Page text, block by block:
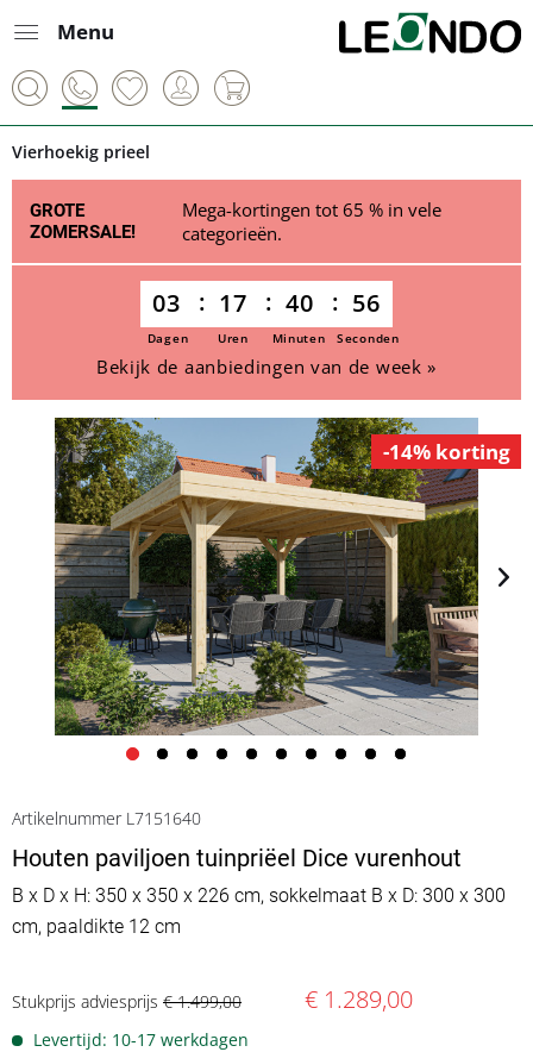
Menu
Vierhoekig prieel
GROTE
ZOMERSALE!
Mega-kortingen tot 65 % in vele
categorieën.
03 17 40 56
Dagen Uren Minuten Seconden
Bekijk de aanbiedingen van de week »
-14% korting
Artikelnummer L7151640
Houten paviljoen tuinpriëel Dice vurenhout
B x D x H: 350 x 350 x 226 cm, sokkelmaat B x D: 300 x 300
cm, paaldikte 12 cm
Stukprijs adviesprijs € 1.499,00 € 1.289,00
Levertijd: 10-17 werkdagen